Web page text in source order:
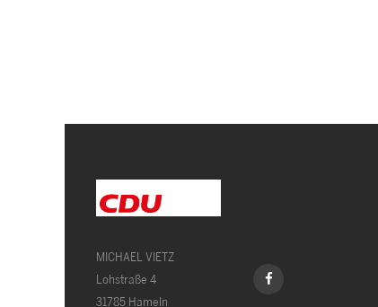
MICHAEL VIETZ
Lohstraße 4
31785 Hameln